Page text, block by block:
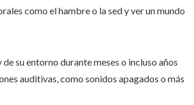
como el hambre o la sed y ver un mundo
su entorno durante meses o incluso años
auditivas, como sonidos apagados o más